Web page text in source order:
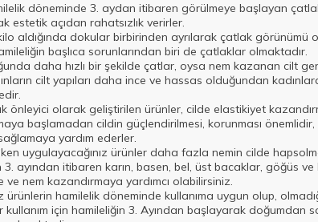
döneminde 3. aydan itibaren görülmeye başlayan
estetik açıdan rahatsızlık verirler.
aldığında dokular birbirinden ayrılarak çatlak görünümü
başlıca sorunlarından biri de çatlaklar olmaktadır.
daha hızlı bir şekilde çatlar, oysa nem kazanan cilt
cilt yapıları daha ince ve hassas olduğundan
önleyici olarak geliştirilen ürünler, cilde elastikiyet
başlamadan cildin güçlendirilmesi, korunması
yardım ederler.
uygulayacağınız ürünler daha fazla nemin cilde
3. ayından itibaren karın, basen, bel, üst bacaklar, göğüs
ve nem kazandırmaya yardımcı olabilirsiniz.
ürünlerin hamilelik döneminde kullanıma uygun olup,
kullanım için hamileliğin 3. Ayından başlayarak